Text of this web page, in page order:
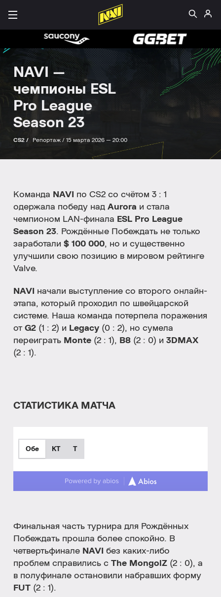
NAVI —
чемпионы ESL
Pro League
Season 23
CS2 / Репортаж / 15 марта 2026 — 20:00
Команда NAVI по CS2 со счётом 3 : 1
одержала победу над Aurora и стала
чемпионом LAN-финала ESL Pro League
Season 23. Рождённые Побеждать не только
заработали $ 100 000, но и существенно
улучшили свою позицию в мировом рейтинге
Valve.
NAVI начали выступление со второго онлайн-
этапа, который проходил по швейцарской
системе. Наша команда потерпела поражения
от G2 (1 : 2) и Legacy (0 : 2), но сумела
переиграть Monte (2 : 1), B8 (2 : 0) и 3DMAX
(2 : 1).
СТАТИСТИКА МАТЧА
Обе КТ T
Финальная часть турнира для Рождённых
Побеждать прошла более спокойно. В
четвертьфинале NAVI без каких-либо
проблем справились с The MongolZ (2 : 0), а
в полуфинале остановили набравших форму
FUT (2 : 1).